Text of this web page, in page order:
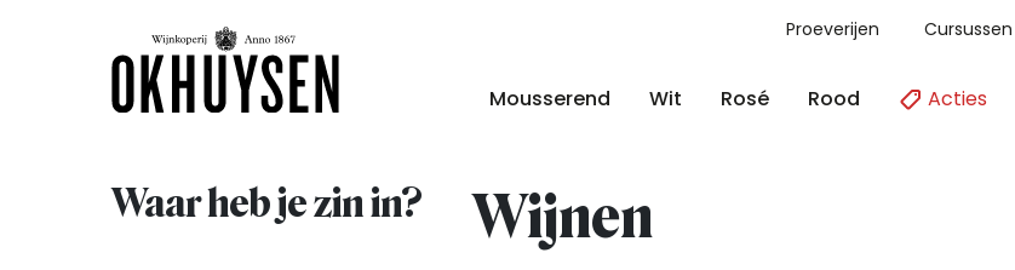
Proeverijen Cursussen
Mousserend Wit Rosé Rood Acties
Waar heb je zin in? Wijnen